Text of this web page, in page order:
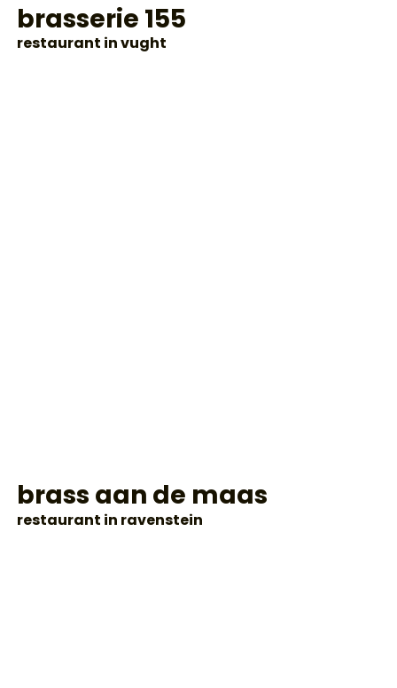
brasserie 155
restaurant in vught
brass aan de maas
restaurant in ravenstein